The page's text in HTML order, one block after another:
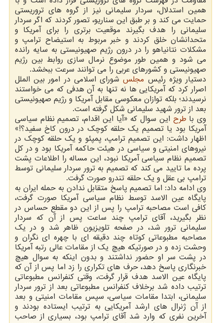
همین استدلال، سردار سلیمانی نیز از گروه های تروریستی
حمایت می كند و بر طبق این سناریو، تصور كردند كه اگر سردار
سلیمانی را هدف بگیرند موقعیت برتری را برای آمریكا و
متحدانشان خلق كردند و خبر مربوط به استیضاح ترامپ و
مشكلات نتانیاهو را در درون رژیم صهیونیستی به سایه رانده
می شود و همین طور موضوع نرمال سازی روابط بین رژیم
صهیونیستی و كشورهای عربی را می توانند سرعت ببخشد.
دستیار ویژه رئیس مجلسشورای اسلامی در امور بین الملل
اصرار كرد كه آمریكایی ها نه تنها به آن هدفی كه می خواستند
نرسیدند؛ بلكه توازان معكوسی مقابل آمریكا و رژیم صهیونیستی
بعد از ترور شهید سلیمانی شكل گرفته است.
وی با طرح این سوال كه «آیا این اقدام، تصمیم نظام سیاسی
آمریكا بود یا تصمیم یك حلقه كوچك در درون كاخ سفید؟!»
اظهار داشت: این تصمیم ترامپ، پمپئو و یك حلقه كوچك در
نیروهای امنیتی و سیاسی در هیئت حاكمه آمریكا بود و در كل
تصمیم نظام سیاسی آمریكا نبود، این مساله را اطلاعات پشت
پرده ما تایید می كند كه تصمیم به ترور سردار سلیمانی توسط
ترامپ بی عقل و یك حلقه تندرو صورت گرفت.
وی ادامه داد: اما تصمیم پاسخ متقابل ندادن به حمله ایران به
پایگاه عین الاسد توسط نظام سیاسی آمریكا صورت گرفت،
كافی است مصاحبه ترامپ را پس از این دو مقطع حساس در
نظر بگیرید، آقای ترامپ چند ساعت پس از آن كه سردار
سلیمانی ترور شد، در صفحه تلویزیون ظاهر شد و در یك
مصاحبه مطبوعاتی كوتاه چند دقیقه ای با چهره ای نگران و
وحشت زده و در صورتیكه هیچ یك از مقامات عالی رتبه آمریكا
در پشت سر او حضور نداشتند و بدون اینكه به سوال هیچ
خبرنگاری پاسخ دهد، حرف های تكراری را زد اما پس از آن كه
پایگاه عین الاسد هدف قرار گرفت، وقتی كنفرانس مطبوعاتی
ترتیب داده شد برخلاف كنفرانس مطبوعاتی بعد از ترور سردار
سلیمانی، ابتدا مقامات سیاسی، سپس مقامات امنیتی و بعد
از آن ژنرال های ارشد آمریكایی به ترتیب ایستاده بودند و
آخرین نفری كه وارد شد آقای ترامپ بود، بسیاری از صاحب